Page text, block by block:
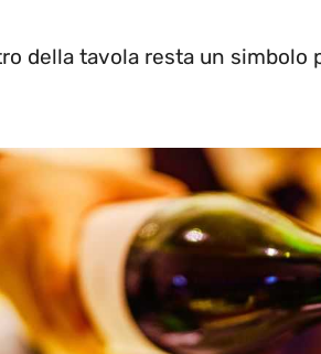
della tavola resta un